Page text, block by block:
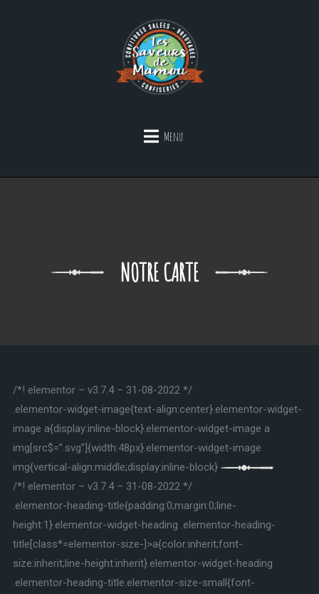
Menu
NOTRE CARTE
/*! elementor – v3.7.4 – 31-08-2022 */
.elementor-widget-image{text-align:center}.elementor-widget-
image a{display:inline-block}.elementor-widget-image a
img[src$=”.svg”]{width:48px}.elementor-widget-image
img{vertical-align:middle;display:inline-block}
/*! elementor – v3.7.4 – 31-08-2022 */
.elementor-heading-title{padding:0;margin:0;line-
height:1}.elementor-widget-heading .elementor-heading-
title[class*=elementor-size-]>a{color:inherit;font-
size:inherit;line-height:inherit}.elementor-widget-heading
.elementor-heading-title.elementor-size-small{font-